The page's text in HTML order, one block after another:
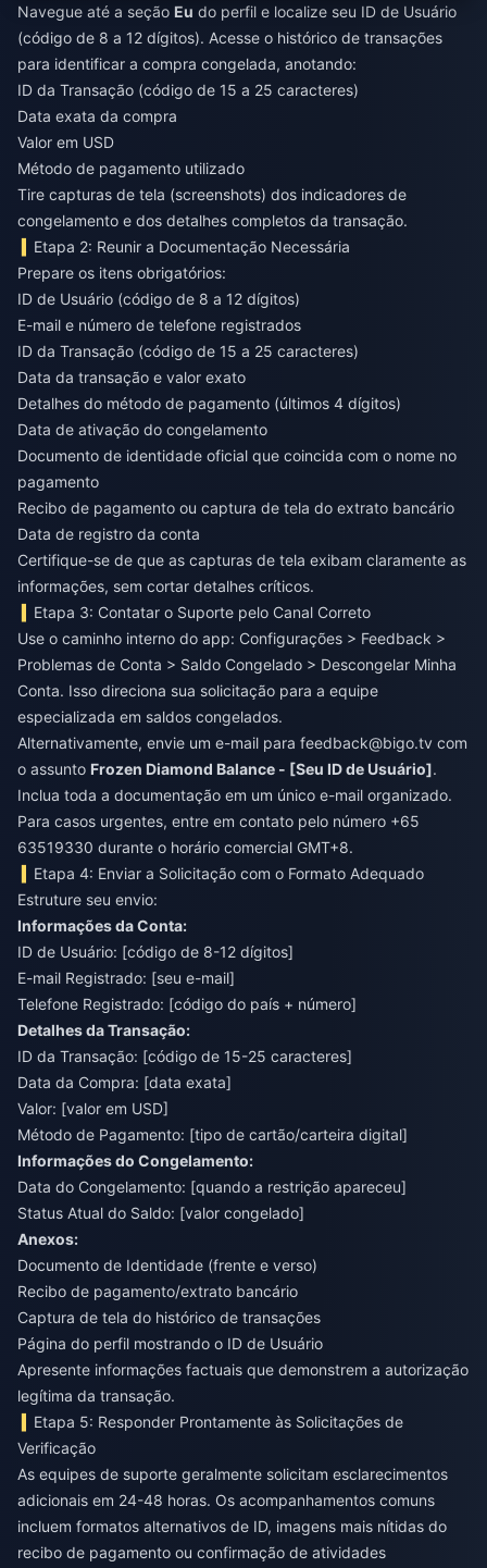
Navegue até a seção Eu do perfil e localize seu ID de Usuário
(código de 8 a 12 dígitos). Acesse o histórico de transações
para identificar a compra congelada, anotando:
ID da Transação (código de 15 a 25 caracteres)
Data exata da compra
Valor em USD
Método de pagamento utilizado
Tire capturas de tela (screenshots) dos indicadores de
congelamento e dos detalhes completos da transação.
Etapa 2: Reunir a Documentação Necessária
Prepare os itens obrigatórios:
ID de Usuário (código de 8 a 12 dígitos)
E-mail e número de telefone registrados
ID da Transação (código de 15 a 25 caracteres)
Data da transação e valor exato
Detalhes do método de pagamento (últimos 4 dígitos)
Data de ativação do congelamento
Documento de identidade oficial que coincida com o nome no
pagamento
Recibo de pagamento ou captura de tela do extrato bancário
Data de registro da conta
Certifique-se de que as capturas de tela exibam claramente as
informações, sem cortar detalhes críticos.
Etapa 3: Contatar o Suporte pelo Canal Correto
Use o caminho interno do app: Configurações > Feedback >
Problemas de Conta > Saldo Congelado > Descongelar Minha
Conta. Isso direciona sua solicitação para a equipe
especializada em saldos congelados.
Alternativamente, envie um e-mail para feedback@bigo.tv com
o assunto Frozen Diamond Balance - [Seu ID de Usuário].
Inclua toda a documentação em um único e-mail organizado.
Para casos urgentes, entre em contato pelo número +65
63519330 durante o horário comercial GMT+8.
Etapa 4: Enviar a Solicitação com o Formato Adequado
Estruture seu envio:
Informações da Conta:
ID de Usuário: [código de 8-12 dígitos]
E-mail Registrado: [seu e-mail]
Telefone Registrado: [código do país + número]
Detalhes da Transação:
ID da Transação: [código de 15-25 caracteres]
Data da Compra: [data exata]
Valor: [valor em USD]
Método de Pagamento: [tipo de cartão/carteira digital]
Informações do Congelamento:
Data do Congelamento: [quando a restrição apareceu]
Status Atual do Saldo: [valor congelado]
Anexos:
Documento de Identidade (frente e verso)
Recibo de pagamento/extrato bancário
Captura de tela do histórico de transações
Página do perfil mostrando o ID de Usuário
Apresente informações factuais que demonstrem a autorização
legítima da transação.
Etapa 5: Responder Prontamente às Solicitações de
Verificação
As equipes de suporte geralmente solicitam esclarecimentos
adicionais em 24-48 horas. Os acompanhamentos comuns
incluem formatos alternativos de ID, imagens mais nítidas do
recibo de pagamento ou confirmação de atividades